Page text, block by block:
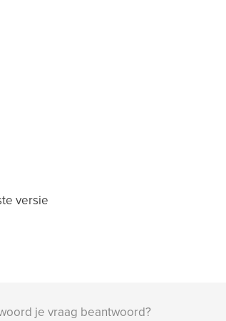
versie
je vraag beantwoord?